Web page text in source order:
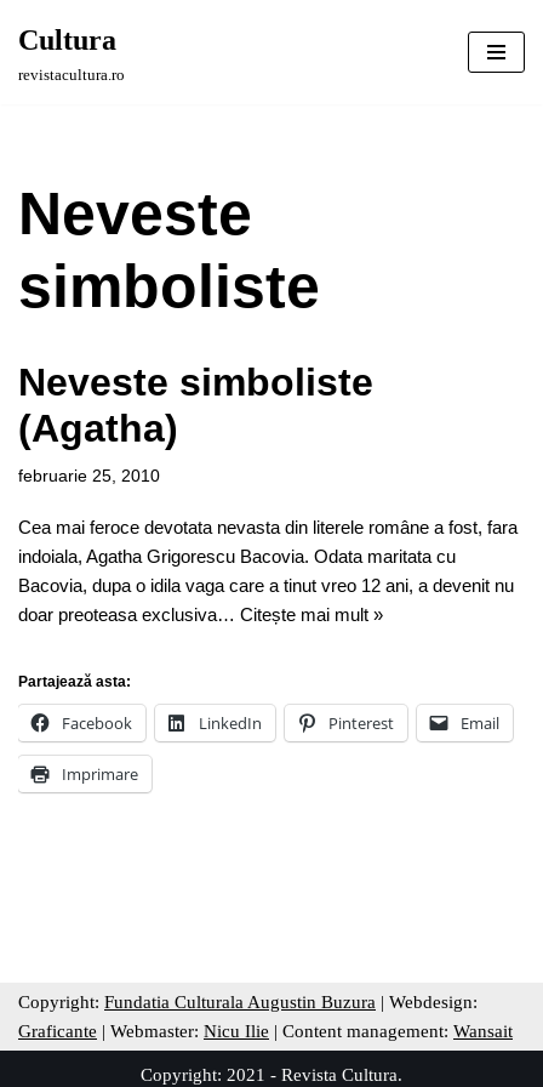
Sari
Cultura
revistacultura.ro
Neveste
simboliste
Neveste simboliste
(Agatha)
februarie 25, 2010
Cea mai feroce devotata nevasta din literele române a fost, fara
indoiala, Agatha Grigorescu Bacovia. Odata maritata cu
Bacovia, dupa o idila vaga care a tinut vreo 12 ani, a devenit nu
doar preoteasa exclusiva… Citește mai mult »
Partajează asta:
Facebook LinkedIn Pinterest Email
Imprimare
Copyright: Fundatia Culturala Augustin Buzura | Webdesign:
Graficante | Webmaster: Nicu Ilie | Content management: Wansait
Copyright: 2021 - Revista Cultura.